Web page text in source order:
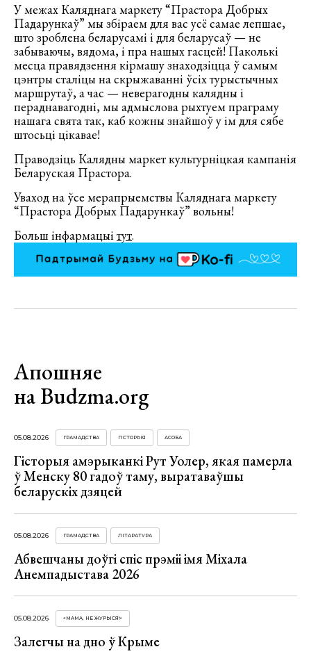
У межах Каляднага маркету “Прастора Добрых
Падарункаў” мы збіраем для вас усё самае лепшае,
што зроблена беларусамі і для беларусаў — не
забываючы, вядома, і пра нашых гасцей! Паколькі
месца правядзення кірмашу знаходзіцца ў самым
цэнтры сталіцы на скрыжаванні ўсіх турыстычных
маршрутаў, а час — неверагодны калядны і
пераднавагодні, мы адмыслова рыхтуем праграму
нашага свята так, каб кожны знайшоў у ім для сябе
штосьці цікавае!
Праводзіць Калядны маркет культурніцкая кампанія
Беларуская Прастора.
Уваход на ўсе мерапрыемствы Каляднага маркету
“Прастора Добрых Падарункаў” вольны!
Больш інфармацыі тут.
Апошняе
на Budzma.org
05.08.2026 ГРАМАДСТВА ГІСТОРЫЯ АСОБА
Гісторыя амэрыканкі Рут Уолер, якая памерла
ў Менску 80 гадоў таму, выратаваўшы
беларускіх дзяцей
05.08.2026 ГРАМАДСТВА ЛІТАРАТУРА
Абвешчаны доўгі спіс прэміі імя Міхала
Анемпадыстава 2026
05.08.2026 «МАМА, НЕ ЖУРЫСЯ!»
Залегчы на дно ў Крыме